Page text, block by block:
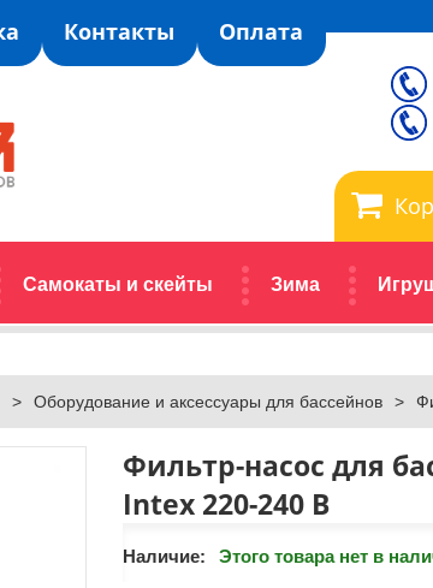
Контакты Оплата
Самокаты и скейты Зима
> Оборудование и аксессуары для бассейнов >
Фильтр-насос для
Intex 220-240 В
Наличие: Этого товара нет в